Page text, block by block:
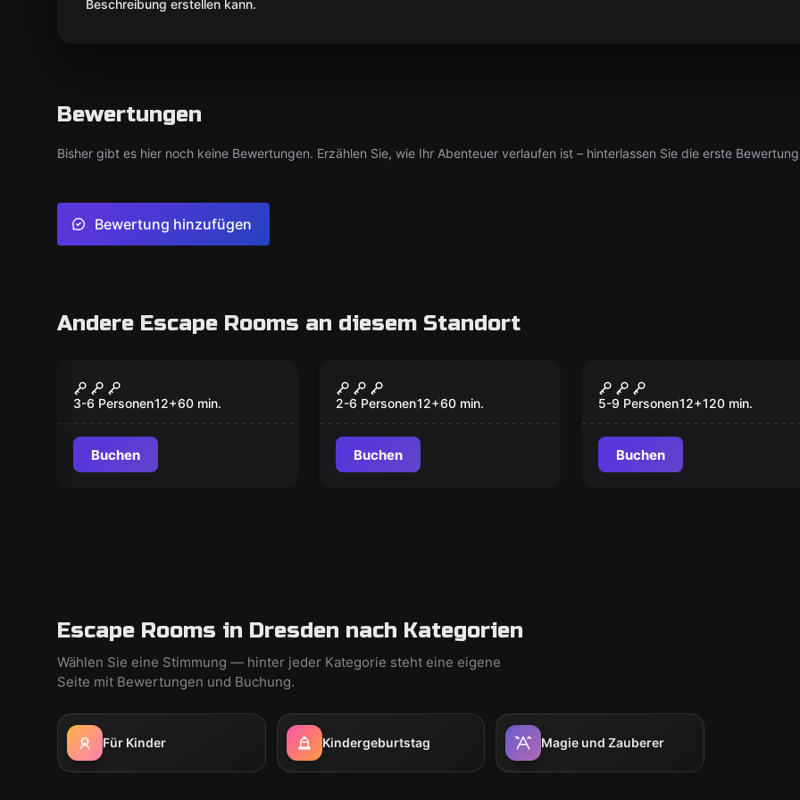
Beschreibung erstellen kann.
Bewertungen
Bisher gibt es hier noch keine Bewertungen. Erzählen Sie, wie Ihr Abenteuer verlaufen ist – hinterlassen Sie die erste
Bewertung hinzufügen
Andere Escape Rooms an diesem Standort
Geschichten einer
Schatzjägerin
3-6 Personen12+60 min.
Buchen
Die Hofman Formel
2-6 Personen12+60 min.
Buchen
Neu
Der Kunstraub
5-9 Personen12+120 min.
Buchen
Escape Rooms in Dresden nach Kategorien
Wählen Sie eine Stimmung — hinter jeder Kategorie steht eine eigene
Seite mit Bewertungen und Buchung.
Für Kinder Kindergeburtstag Magie und Zauberer